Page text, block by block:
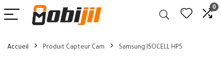
0
Accueil Produit Capteur Cam Samsung ISOCELL HP5